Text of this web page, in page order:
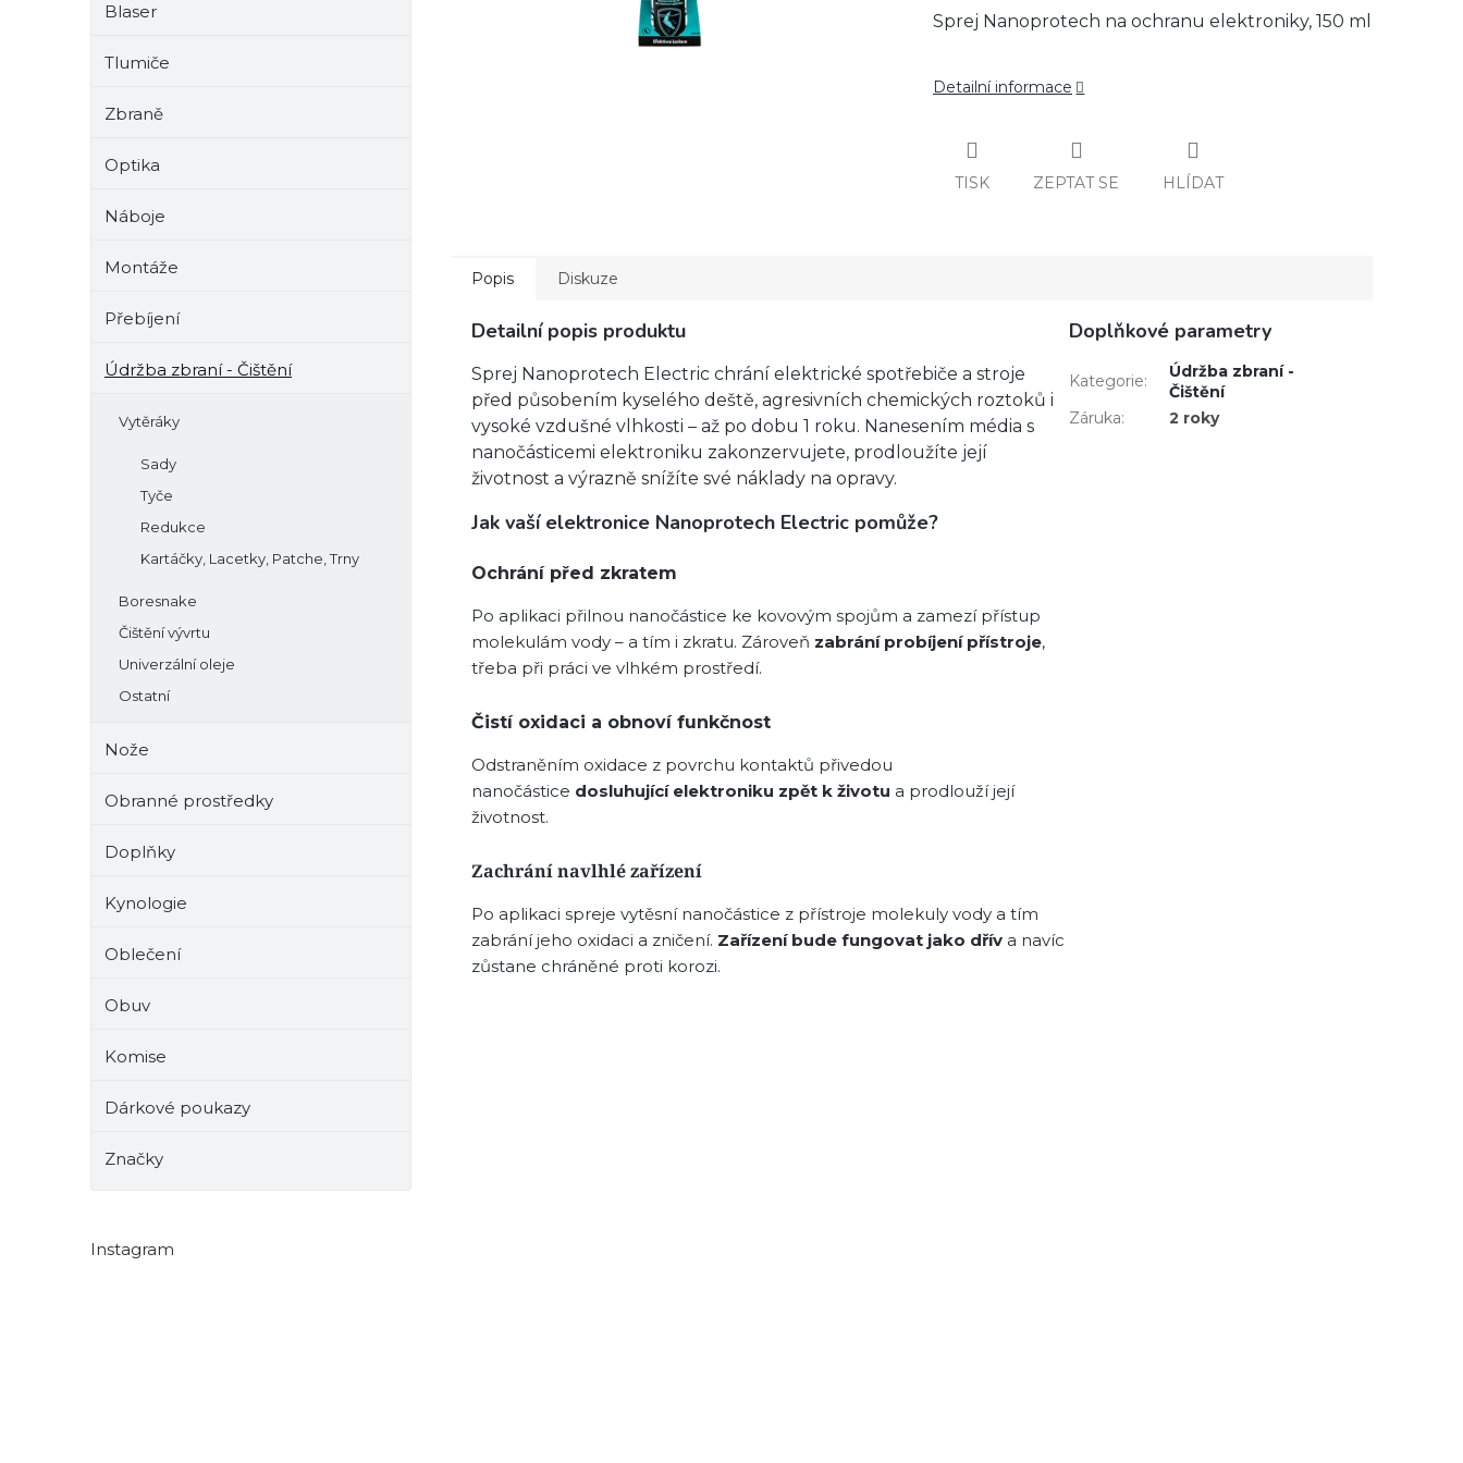
Blaser
Tlumiče
Zbraně
Optika
Náboje
Montáže
Přebíjení
Údržba zbraní - Čištění
Vytěráky
Sady
Tyče
Redukce
Kartáčky, Lacetky, Patche, Trny
Boresnake
Čištění vývrtu
Univerzální oleje
Ostatní
Nože
Obranné prostředky
Doplňky
Kynologie
Oblečení
Obuv
Komise
Dárkové poukazy
Značky
Instagram
Sprej Nanoprotech na ochranu elektroniky, 150 ml
Detailní informace
TISK ZEPTAT SE HLÍDAT
Popis Diskuze
Detailní popis produktu
Sprej Nanoprotech Electric chrání elektrické spotřebiče a stroje
před působením kyselého deště, agresivních chemických roztoků i
vysoké vzdušné vlhkosti – až po dobu 1 roku. Nanesením média s
nanočásticemi elektroniku zakonzervujete, prodloužíte její
životnost a výrazně snížíte své náklady na opravy.
Jak vaší elektronice Nanoprotech Electric pomůže?
Ochrání před zkratem
Po aplikaci přilnou nanočástice ke kovovým spojům a zamezí přístup
molekulám vody – a tím i zkratu. Zároveň zabrání probíjení přístroje,
třeba při práci ve vlhkém prostředí.
Čistí oxidaci a obnoví funkčnost
Odstraněním oxidace z povrchu kontaktů přivedou
nanočástice dosluhující elektroniku zpět k životu a prodlouží její
životnost.
Zachrání navlhlé zařízení
Po aplikaci spreje vytěsní nanočástice z přístroje molekuly vody a tím
zabrání jeho oxidaci a zničení. Zařízení bude fungovat jako dřív a navíc
zůstane chráněné proti korozi.
Doplňkové parametry
Kategorie:
Údržba zbraní -
Čištění
Záruka: 2 roky